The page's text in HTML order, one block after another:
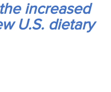
increased
U.S. dietary